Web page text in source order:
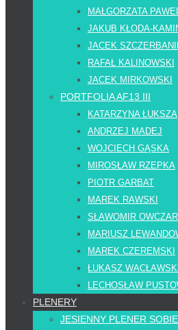
MAŁGORZATA
JAKUB KŁODA-
JACEK
RAFAŁ KALINOWSKI
JACEK MIRKOWSKI
PORTFOLIA AF13 III
KATARZYNA ŁUKSZA
ANDRZEJ MADEJ
WOJCIECH GĄSKA
MIROSŁAW RZEPKA
PIOTR GARBAT
MAREK RAWSKI
SŁAWOMIR
MARIUSZ
MAREK CZEREMSKI
ŁUKASZ WACŁAWSKI
LECHOSŁAW
PLENERY
JESIENNY PLENER